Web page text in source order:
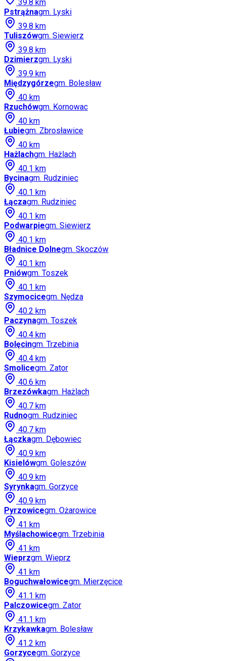
39.8 km
Pstrążnagm. Lyski
39.8 km
Tuliszówgm. Siewierz
39.8 km
Dzimierzgm. Lyski
39.9 km
Międzygórzegm. Bolesław
40 km
Rzuchówgm. Kornowac
40 km
Łubiegm. Zbrosławice
40 km
Hażlachgm. Hażlach
40.1 km
Bycinagm. Rudziniec
40.1 km
Łączagm. Rudziniec
40.1 km
Podwarpiegm. Siewierz
40.1 km
Bładnice Dolnegm. Skoczów
40.1 km
Pniówgm. Toszek
40.1 km
Szymocicegm. Nędza
40.2 km
Paczynagm. Toszek
40.4 km
Bolęcingm. Trzebinia
40.4 km
Smolicegm. Zator
40.6 km
Brzezówkagm. Hażlach
40.7 km
Rudnogm. Rudziniec
40.7 km
Łączkagm. Dębowiec
40.9 km
Kisielówgm. Goleszów
40.9 km
Syrynkagm. Gorzyce
40.9 km
Pyrzowicegm. Ożarowice
41 km
Myślachowicegm. Trzebinia
41 km
Wieprzgm. Wieprz
41 km
Boguchwałowicegm. Mierzęcice
41.1 km
Palczowicegm. Zator
41.1 km
Krzykawkagm. Bolesław
41.2 km
Gorzycegm. Gorzyce